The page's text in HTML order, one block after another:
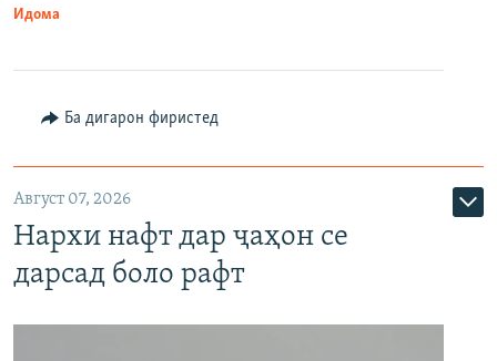
Идома
Ба дигарон фиристед
Август 07, 2026
Нархи нафт дар ҷаҳон се
дарсад боло рафт